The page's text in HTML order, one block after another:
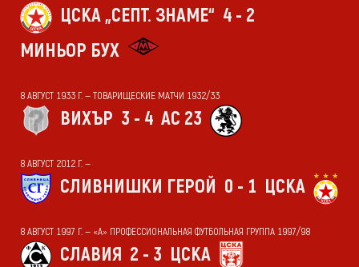
ЦСКА „СЕПТ. ЗНАМЕ“ 4 - 2
МИНЬОР БУХ
8 АВГУСТ 1933 Г. — ТОВАРИЩЕСКИЕ МАТЧИ 1932/33
ВИХЪР 3 - 4 АС 23
8 АВГУСТ 2012 Г. —
СЛИВНИШКИ ГЕРОЙ 0 - 1 ЦСКА
8 АВГУСТ 1997 Г. — «А» ПРОФЕССИОНАЛЬНАЯ ФУТБОЛЬНАЯ ГРУППА 1997/98
СЛАВИЯ 2 - 3 ЦСКА